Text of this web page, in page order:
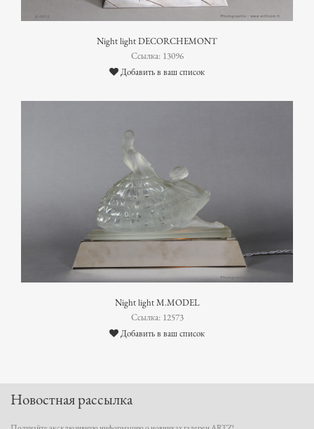
Night light DECORCHEMONT
Ссылка: 13096
Добавить в ваш список
Night light M.MODEL
Ссылка: 12573
Добавить в ваш список
Новостная рассылка